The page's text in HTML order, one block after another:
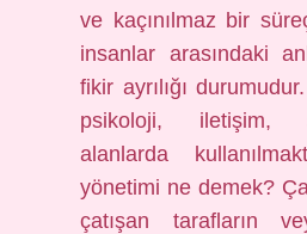
ve kaçınılmaz bir
insanlar arasındaki
fikir ayrılığı
psikoloji, iletişim,
alanlarda
yönetimi ne demek?
çatışan tarafların